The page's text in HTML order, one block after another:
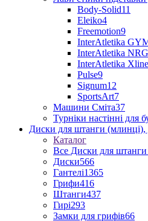
Body-Solid11
Eleiko4
Freemotion9
InterAtletika
InterAtletika NRG
InterAtletika Xline
Pulse9
Signum12
SportsArt7
Машини Сміта37
Турніки настінні для
Диски для штанги (млинці),
Каталог
Все Диски для штанги
Диски566
Гантелі1365
Грифи416
Штанги437
Гирі293
Замки для грифів66